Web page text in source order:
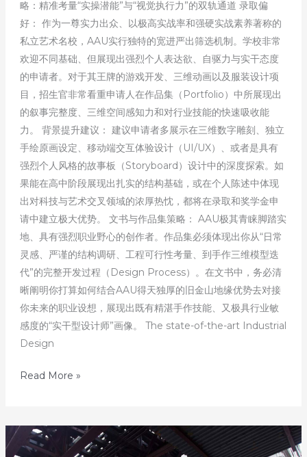
略：精准考量“实操潜能”与“视觉执行力”的双轨通道 录取偏
好： 作为一尊实力出众、以极高实战率和强硬实战素养著称的
私立艺术名校，AAU实行独特的宽进严出筛选机制。学校非常
欢迎不同基础、但展现出强烈个人表达欲、自驱力与实干态度
的申请者。对于其王牌的游戏开发、三维动画以及服装设计项
目，招生官非常看重申请人在作品集（Portfolio）中所展现出
的叙事完整度、三维空间感知力和对行业技能的快速吸收能
力。 背景提升建议： 建议申请者多展示在三维数字雕刻、独立
手绘原画设定、移动端交互体验设计（UI/UX）、或者是具有
强烈个人风格的故事板（Storyboard）设计中的深度探索。如
果能在高中阶段展现出扎实的结构基础，或在个人陈述中体现
出对科技与艺术交叉领域的浓厚热忱，都将在录取和奖学金申
请中建立极大优势。 文书与作品集策略： AAU极其青睐脚踏实
地、具有强烈职业野心的创作者。作品集必须体现出你从“日常
灵感、严谨的结构调研、工程可行性考量、到手作三维模型迭
代”的完整开发过程（Design Process）。在文书中，务必清
晰阐明你打算如何结合AAU得天独厚的旧金山地缘优势去对接
你未来的职业设想，展现出既有精湛手作技能、又极具行业敏
感度的“实干型设计师”画像。 The state-of-the-art Industrial
Design
发
国
顶
Read More »